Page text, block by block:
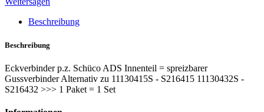
Beschreibung
Beschreibung
Eckverbinder p.z. Schüco ADS Innenteil = spreizbarer
Gussverbinder Alternativ zu 11130415S - S216415 11130432S -
S216432 >>> 1 Paket = 1 Set